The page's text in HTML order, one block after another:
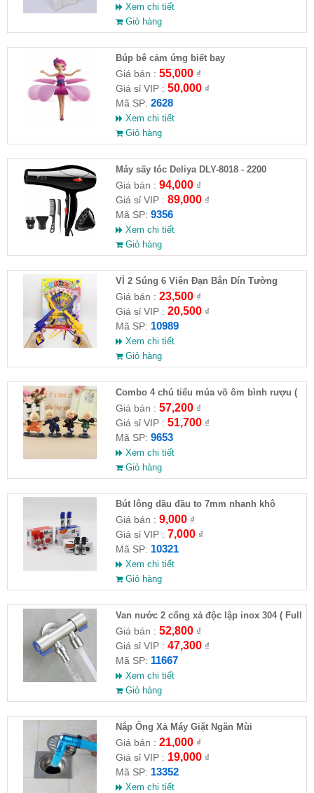
Xem chi tiết
Giỏ hàng
​Búp bê cảm ứng biết bay
Giá bán : 55,000₫
Giá sỉ VIP : 50,000₫
Mã SP: 2628
Xem chi tiết
Giỏ hàng
Máy sấy tóc Deliya DLY-8018 - 2200
Giá bán : 94,000₫
Giá sỉ VIP : 89,000₫
Mã SP: 9356
Xem chi tiết
Giỏ hàng
VỈ 2 Súng 6 Viên Đạn Bắn Dín Tường
Giá bán : 23,500₫
Giá sỉ VIP : 20,500₫
Mã SP: 10989
Xem chi tiết
Giỏ hàng
Combo 4 chú tiểu múa võ ôm bình rượu (
HĐ )
Giá bán : 57,200₫
Giá sỉ VIP : 51,700₫
Mã SP: 9653
Xem chi tiết
Giỏ hàng
Bút lông dầu đầu to 7mm nhanh khô
Giá bán : 9,000₫
Giá sỉ VIP : 7,000₫
Mã SP: 10321
Xem chi tiết
Giỏ hàng
Van nước 2 cổng xả độc lập inox 304 ( Full
VAT )
Giá bán : 52,800₫
Giá sỉ VIP : 47,300₫
Mã SP: 11667
Xem chi tiết
Giỏ hàng
Nắp Ống Xả Máy Giặt Ngăn Mùi
Giá bán : 21,000₫
Giá sỉ VIP : 19,000₫
Mã SP: 13352
Xem chi tiết